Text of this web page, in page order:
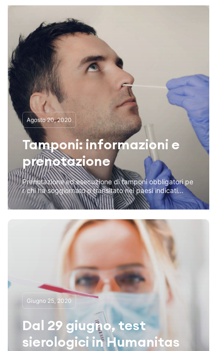
Agosto 20, 2020
Tamponi: informazioni e
prenotazione
Prenotazione ed esecuzione di tamponi obbligatori pe
r chi ha soggiornato o transitato nei paesi indicati...
Giugno 25, 2020
Dal 29 giugno, test
sierologici in Humanitas